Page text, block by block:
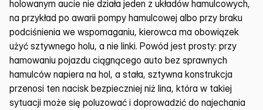
holowanym aucie nie działa jeden z układów hamulcowych,
na przykład po awarii pompy hamulcowej albo przy braku
podciśnienia we wspomaganiu, kierowca ma obowiązek
użyć sztywnego holu, a nie linki. Powód jest prosty: przy
hamowaniu pojazdu ciągnącego auto bez sprawnych
hamulców napiera na hol, a stała, sztywna konstrukcja
przenosi ten nacisk bezpieczniej niż lina, która w takiej
sytuacji może się poluzować i doprowadzić do najechania